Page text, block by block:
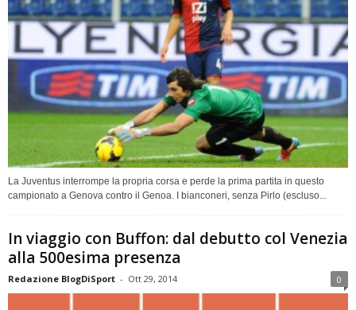
La Juventus interrompe la propria corsa e perde la prima partita in questo
campionato a Genova contro il Genoa. I bianconeri, senza Pirlo (escluso...
In viaggio con Buffon: dal debutto col Venezia
alla 500esima presenza
Redazione BlogDiSport - Ott 29, 2014 0